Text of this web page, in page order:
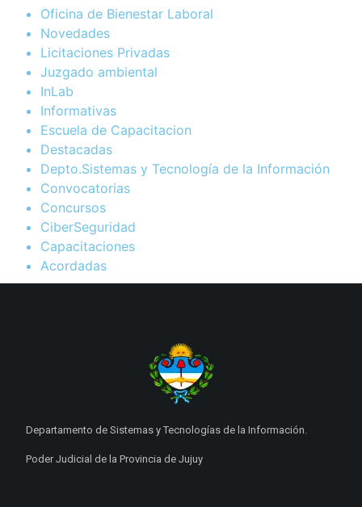
Oficina de Bienestar Laboral
Novedades
Licitaciones Privadas
Juzgado ambiental
InLab
Informativas
Escuela de Capacitacion
Destacadas
Depto.Sistemas y Tecnología de la Información
Convocatorias
Concursos
CiberSeguridad
Capacitaciones
Acordadas
Departamento de Sistemas y Tecnologías de la Información.
Poder Judicial de la Provincia de Jujuy